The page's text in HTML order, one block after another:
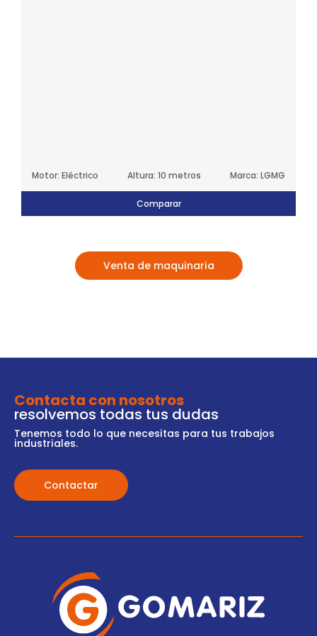
Motor: Eléctrico Altura: 10 metros Marca: LGMG
Comparar
Venta de maquinaria
Contacta con nosotros
resolvemos todas tus dudas
Tenemos todo lo que necesitas para tus trabajos
industriales.
Contactar